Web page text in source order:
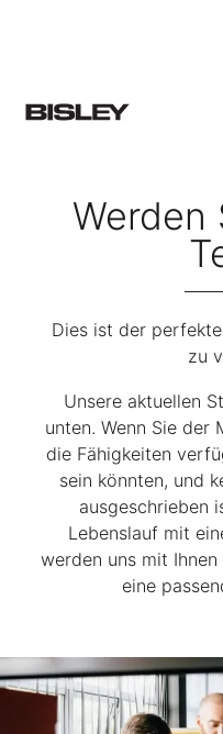
Werden
Dies ist der
zu
Unsere aktuellen
unten. Wenn Sie der
die Fähigkeiten
sein könnten, und
ausgeschrieben
Lebenslauf mit
werden uns mit
eine